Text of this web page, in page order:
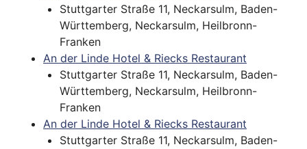
Stuttgarter Straße 11, Neckarsulm, Baden-
Württemberg, Neckarsulm, Heilbronn-
Franken
An der Linde Hotel & Riecks Restaurant
Stuttgarter Straße 11, Neckarsulm, Baden-
Württemberg, Neckarsulm, Heilbronn-
Franken
An der Linde Hotel & Riecks Restaurant
Stuttgarter Straße 11, Neckarsulm, Baden-